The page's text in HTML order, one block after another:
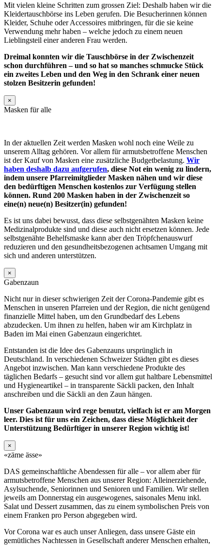
Mit vielen kleine Schritten zum grossen Ziel: Deshalb haben wir die
Kleidertauschbörse ins Leben gerufen. Die Besucherinnen können
Kleider, Schuhe oder Accessoires mitbringen, für die sie keine
Verwendung mehr haben – welche jedoch zu einem neuen
Lieblingsteil einer anderen Frau werden.
Dreimal konnten wir die Tauschbörse in der Zwischenzeit
schon durchführen – und so hat so manches schmucke Stück
ein zweites Leben und den Weg in den Schrank einer neuen
stolzen Besitzerin gefunden!
×
Masken für alle
In der aktuellen Zeit werden Masken wohl noch eine Weile zu
unserem Alltag gehören. Vor allem für armutsbetroffene Menschen
ist der Kauf von Masken eine zusätzliche Budgetbelastung. Wir
haben deshalb dazu aufgerufen, diese Not ein wenig zu lindern,
indem unsere Pfarreimitglieder Masken nähen und wir diese
den bedürftigen Menschen kostenlos zur Verfügung stellen
können. Rund 200 Masken haben in der Zwischenzeit so
eine(n) neue(n) Besitzer(in) gefunden!
Es ist uns dabei bewusst, dass diese selbstgenähten Masken keine
Medizinalprodukte sind und diese auch nicht ersetzen können. Jede
selbstgenähte Behelfsmaske kann aber den Tröpfchenauswurf
reduzieren und den gesundheitsbezogenen achtsamen Umgang mit
sich und anderen unterstützen.
×
Gabenzaun
Nicht nur in dieser schwierigen Zeit der Corona-Pandemie gibt es
Menschen in unseren Pfarreien und der Region, die nicht genügend
finanzielle Mittel haben, um den Grundbedarf des Lebens
abzudecken. Um ihnen zu helfen, haben wir am Kirchplatz in
Baden im Mai einen Gabenzaun eingerichtet.
Entstanden ist die Idee des Gabenzauns ursprünglich in
Deutschland. In verschiedenen Schweizer Städten gibt es dieses
Angebot inzwischen. Man kann verschiedene Produkte des
täglichen Bedarfs – gesucht sind vor allem gut haltbare Lebensmittel
und Hygieneartikel – in transparente Säckli packen, den Inhalt
anschreiben und die Säckli an den Zaun hängen.
Unser Gabenzaun wird rege benutzt, vielfach ist er am Morgen
leer. Dies ist für uns ein Zeichen, dass diese Möglichkeit der
Unterstützung Bedürftiger in unserer Region wichtig ist!
×
«zäme ässe»
DAS gemeinschaftliche Abendessen für alle – vor allem aber für
armutsbetroffene Menschen aus unserer Region: Alleinerziehende,
Asylsuchende, Seniorinnen und Senioren und Familien. Wir stellen
jeweils am Donnerstag ein ausgewogenes, saisonales Menu inkl.
Salat und Dessert zusammen, das zu einem symbolischen Preis von
einem Franken pro Person abgegeben wird.
Vor Corona war es auch unser Anliegen, dass unsere Gäste ein
gemütliches Nachtessen in Gesellschaft anderer Menschen erhalten,